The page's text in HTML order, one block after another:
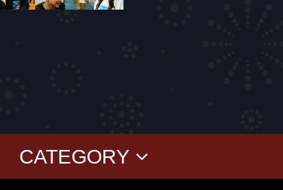
CATEGORY
KID'S CLASSICS COLLABORATION